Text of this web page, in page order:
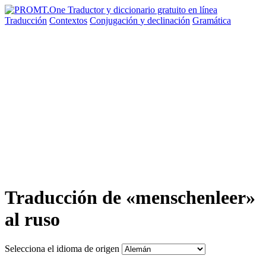
Traducción Contextos Conjugación y declinación Gramática
Traducción de «menschenleer»
al ruso
Selecciona el idioma de origen